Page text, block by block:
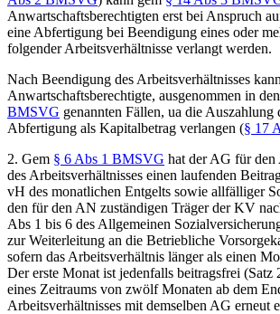
Anwartschaftsberechtigten erst bei Anspruch
eine Abfertigung bei Beendigung eines oder
folgender Arbeitsverhältnisse verlangt werden.
Nach Beendigung des Arbeitsverhältnisses
Anwartschaftsberechtigte, ausgenommen in
BMSVG genannten Fällen, ua die Auszahlung
Abfertigung als Kapitalbetrag verlangen (§ 17
2. Gem § 6 Abs 1 BMSVG hat der AG für
des Arbeitsverhältnisses einen laufenden
vH des monatlichen Entgelts sowie allfälliger
den für den AN zuständigen Träger der KV
Abs 1 bis 6 des Allgemeinen
zur Weiterleitung an die Betriebliche
sofern das Arbeitsverhältnis länger als einen
Der erste Monat ist jedenfalls beitragsfrei (Satz
eines Zeitraums von zwölf Monaten ab dem
Arbeitsverhältnisses mit demselben AG erneut